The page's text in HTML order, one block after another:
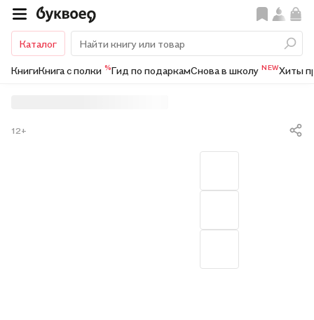
Каталог
КнигиКнига с полки %Гид по подаркамСнова в школу NEWХиты
12+